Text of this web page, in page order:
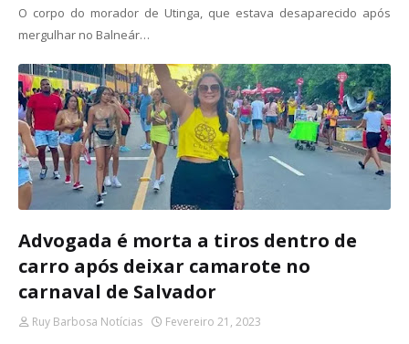
O corpo do morador de Utinga, que estava desaparecido após
mergulhar no Balneár…
Advogada é morta a tiros dentro de
carro após deixar camarote no
carnaval de Salvador
Ruy Barbosa Notícias Fevereiro 21, 2023